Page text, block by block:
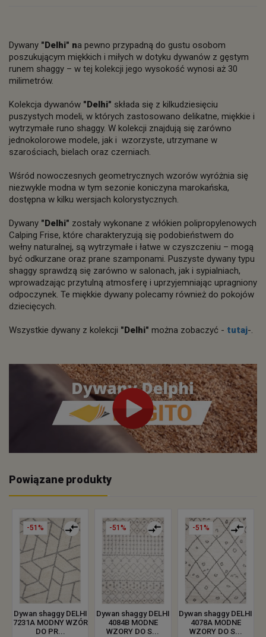
Dywany "Delhi" na pewno przypadną do gustu osobom
poszukującym miękkich i miłych w dotyku dywanów z gęstym
runem shaggy – w tej kolekcji jego wysokość wynosi aż 30
milimetrów.
Kolekcja dywanów "Delhi" składa się z kilkudziesięciu
puszystych modeli, w których zastosowano delikatne, miękkie i
wytrzymałe runo shaggy. W kolekcji znajdują się zarówno
jednokolorowe modele, jak i wzorzyste, utrzymane w
szarościach, bielach oraz czerniach.
Wśród nowoczesnych geometrycznych wzorów wyróżnia się
niezwykle modna w tym sezonie koniczyna marokańska,
dostępna w kilku wersjach kolorystycznych.
Dywany "Delhi" zostały wykonane z włókien polipropylenowych
Calping Frise, które charakteryzują się podobieństwem do
wełny naturalnej, są wytrzymałe i łatwe w czyszczeniu – mogą
być odkurzane oraz prane szamponami. Puszyste dywany typu
shaggy sprawdzą się zarówno w salonach, jak i sypialniach,
wprowadzając przytulną atmosferę i uprzyjemniając upragniony
odpoczynek. Te miękkie dywany polecamy również do pokojów
dziecięcych.
Wszystkie dywany z kolekcji "Delhi" można zobaczyć - tutaj-.
Powiązane produkty
-51%
Dywan shaggy DELHI
7231A MODNY WZÓR
DO PR...
-51%
Dywan shaggy DELHI
4084B MODNE
WZORY DO S...
-51%
Dywan shaggy DELHI
4078A MODNE
WZORY DO S...